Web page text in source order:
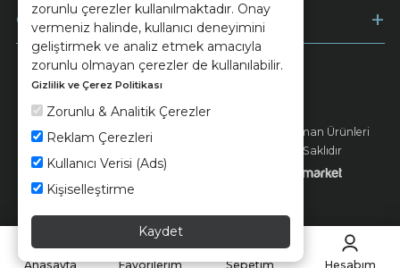
zorunlu çerezler kullanılmaktadır. Onay
vermeniz halinde, kullanıcı deneyimini
geliştirmek ve analiz etmek amacıyla
zorunlu olmayan çerezler de kullanılabilir.
Gizlilik ve Çerez Politikası
Zorunlu & Analitik Çerezler
Reklam Çerezleri
Kullanıcı Verisi (Ads)
Kişiselleştirme
Kaydet
Ödeme
© 2026 Ünsa Madencilik Turizm Enerji Seramik Orman Ürünleri
Elektrik Üretim San. ve Tic. A.Ş. - Tüm Hakları Saklıdır
Anasayfa Favorilerim Sepetim Hesabım